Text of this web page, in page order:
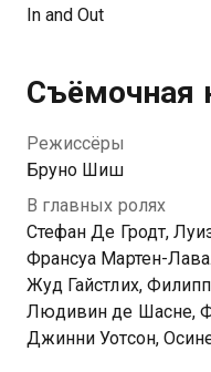
In and Out
Съёмочная
Режиссёры
Бруно Шиш
В главных ролях
Стефан Де Гродт,
Франсуа Мартен-
Жуд Гайстлих,
Людивин де Шасне,
Джинни Уотсон,